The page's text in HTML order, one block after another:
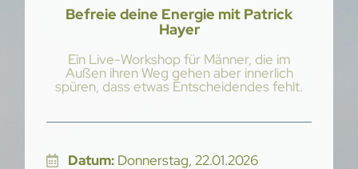
Befreie deine Energie mit Patrick
Hayer
Ein Live-Workshop für Männer, die im
Außen ihren Weg gehen aber innerlich
spüren, dass etwas Entscheidendes fehlt.
Datum:Donnerstag, 22.01.2026